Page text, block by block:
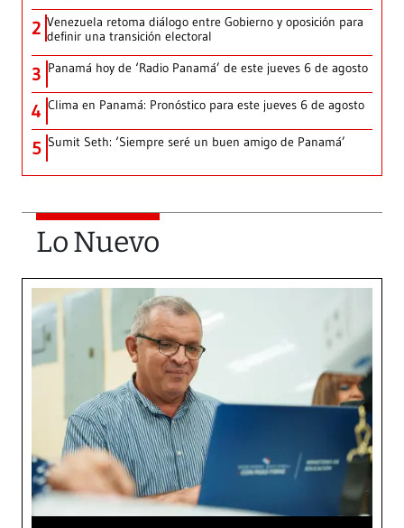
2 Venezuela retoma diálogo entre Gobierno y oposición para
definir una transición electoral
3 Panamá hoy de ‘Radio Panamá’ de este jueves 6 de agosto
4 Clima en Panamá: Pronóstico para este jueves 6 de agosto
5 Sumit Seth: ‘Siempre seré un buen amigo de Panamá’
Lo Nuevo